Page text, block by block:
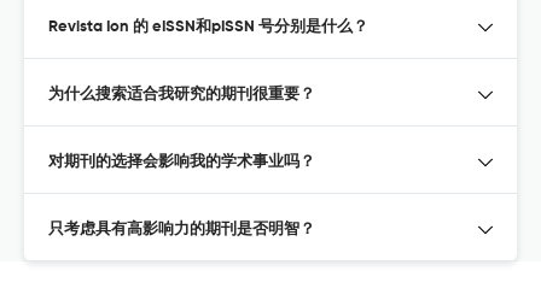
Revista Ion 的 eISSN和pISSN 号分别是什么？
为什么搜索适合我研究的期刊很重要？
对期刊的选择会影响我的学术事业吗？
只考虑具有高影响力的期刊是否明智？